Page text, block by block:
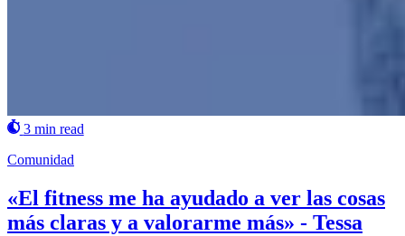
3 min read
Comunidad
«El fitness me ha ayudado a ver las cosas
más claras y a valorarme más» - Tessa